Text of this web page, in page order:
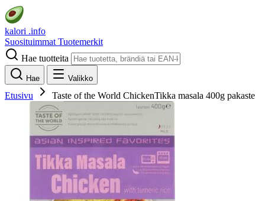
kalori .info
Suosituimmat Tuotemerkit
Hae tuotteita
Hae Valikko
Etusivu Taste of the World ChickenTikka masala 400g pakaste